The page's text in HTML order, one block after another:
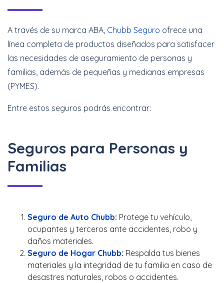
A través de su marca ABA, Chubb Seguro ofrece una
línea completa de productos diseñados para satisfacer
las necesidades de aseguramiento de personas y
familias, además de pequeñas y medianas empresas
(PYMES).
Entre estos seguros podrás encontrar:
Seguros para Personas y
Familias
Seguro de Auto Chubb: Protege tu vehículo,
ocupantes y terceros ante accidentes, robo y
daños materiales.
Seguro de Hogar Chubb: Respalda tus bienes
materiales y la integridad de tu familia en caso de
desastres naturales, robos o accidentes.